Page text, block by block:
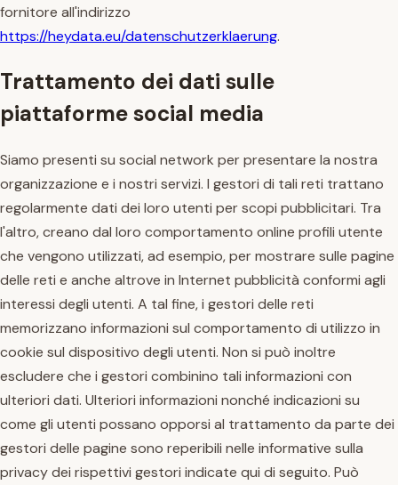
fornitore all'indirizzo
https://heydata.eu/datenschutzerklaerung.
Trattamento dei dati sulle
piattaforme social media
Siamo presenti su social network per presentare la nostra
organizzazione e i nostri servizi. I gestori di tali reti trattano
regolarmente dati dei loro utenti per scopi pubblicitari. Tra
l'altro, creano dal loro comportamento online profili utente
che vengono utilizzati, ad esempio, per mostrare sulle pagine
delle reti e anche altrove in Internet pubblicità conformi agli
interessi degli utenti. A tal fine, i gestori delle reti
memorizzano informazioni sul comportamento di utilizzo in
cookie sul dispositivo degli utenti. Non si può inoltre
escludere che i gestori combinino tali informazioni con
ulteriori dati. Ulteriori informazioni nonché indicazioni su
come gli utenti possano opporsi al trattamento da parte dei
gestori delle pagine sono reperibili nelle informative sulla
privacy dei rispettivi gestori indicate qui di seguito. Può